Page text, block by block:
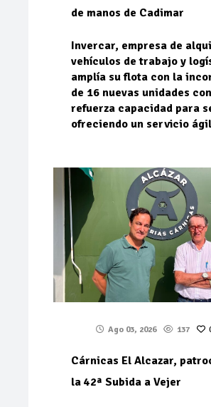
de manos de Cadimar
Invercar, empresa de
vehículos de trabajo y
amplía su flota con la
de 16 nuevas unidades
refuerza capacidad para
ofreciendo un servicio
Ago 03, 2026 137
Cárnicas El Alcazar,
la 42ª Subida a Vejer